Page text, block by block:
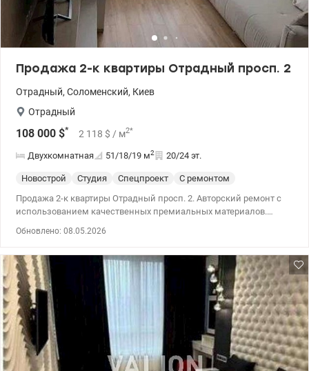
пробок; • метро Берестейская, Шулявская в пешей доступности
или 15 минут общественным транспортом. 044 200 10 80
valion.ua/1147768
Продажа 2-к квартиры Отрадный просп. 2
Отрадный, Соломенский, Киев
Отрадный
108 000 $* 2 118 $ / м2*
Двухкомнатная 51/18/19 м2 20/24 эт.
Новострой Студия Спецпроект
С ремонтом
Продажа 2-к квартиры Отрадный просп. 2. Авторский ремонт с
использованием качественных премиальных материалов.
Bosch (холодильник, индукционная плита, духовой шкаф,
посудомоечная машина, микроволновка, вытяжка)
Дизайнерское освещение с теплым уютным светом – разные
варианты подсветки. 044 200 10 80 valion.ua/1146351
Обновлено: 08.05.2026